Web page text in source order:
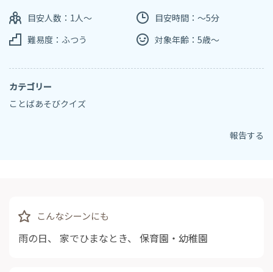
目安人数：1人～
目安時間：～5分
難易度：ふつう
対象年齢：5歳～
カテゴリー
ことばあそびクイズ
報告する
こんなシーンにも
雨の日、 家でひまなとき、 保育園・幼稚園